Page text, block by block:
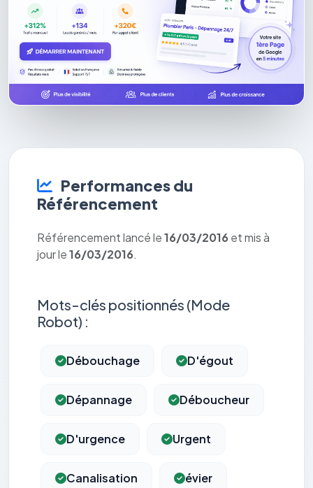
Performances du
Référencement
Référencement lancé le16/03/2016 et mis à
jour le16/03/2016.
Mots-clés positionnés (Mode
Robot) :
Débouchage D'égout
Dépannage Déboucheur
D'urgence Urgent
Canalisation évier